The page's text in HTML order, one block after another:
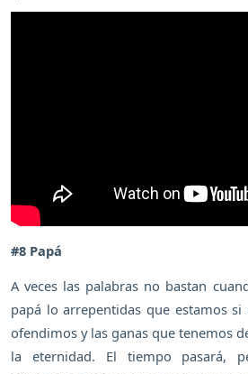
#8 Papá
A veces las palabras no bastan
papá lo arrepentidas que estamos
ofendimos y las ganas que tenemos
la eternidad. El tiempo pasará,